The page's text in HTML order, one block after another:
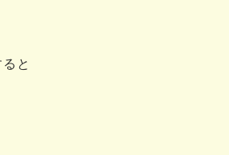
と